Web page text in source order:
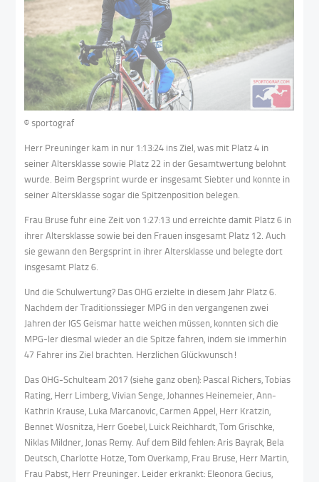
© sportograf
Herr Preuninger kam in nur 1:13:24 ins Ziel, was mit Platz 4 in
seiner Altersklasse sowie Platz 22 in der Gesamtwertung belohnt
wurde. Beim Bergsprint wurde er insgesamt Siebter und konnte in
seiner Altersklasse sogar die Spitzenposition belegen.
Frau Bruse fuhr eine Zeit von 1:27:13 und erreichte damit Platz 6 in
ihrer Altersklasse sowie bei den Frauen insgesamt Platz 12. Auch
sie gewann den Bergsprint in ihrer Altersklasse und belegte dort
insgesamt Platz 6.
Und die Schulwertung? Das OHG erzielte in diesem Jahr Platz 6.
Nachdem der Traditionssieger MPG in den vergangenen zwei
Jahren der IGS Geismar hatte weichen müssen, konnten sich die
MPG-ler diesmal wieder an die Spitze fahren, indem sie immerhin
47 Fahrer ins Ziel brachten. Herzlichen Glückwunsch!
Das OHG-Schulteam 2017 (siehe ganz oben): Pascal Richers, Tobias
Rating, Herr Limberg, Vivian Senge, Johannes Heinemeier, Ann-
Kathrin Krause, Luka Marcanovic, Carmen Appel, Herr Kratzin,
Bennet Wosnitza, Herr Goebel, Luick Reichhardt, Tom Grischke,
Niklas Mildner, Jonas Remy. Auf dem Bild fehlen: Aris Bayrak, Bela
Deutsch, Charlotte Hotze, Tom Overkamp, Frau Bruse, Herr Martin,
Frau Pabst, Herr Preuninger. Leider erkrankt: Eleonora Gecius,